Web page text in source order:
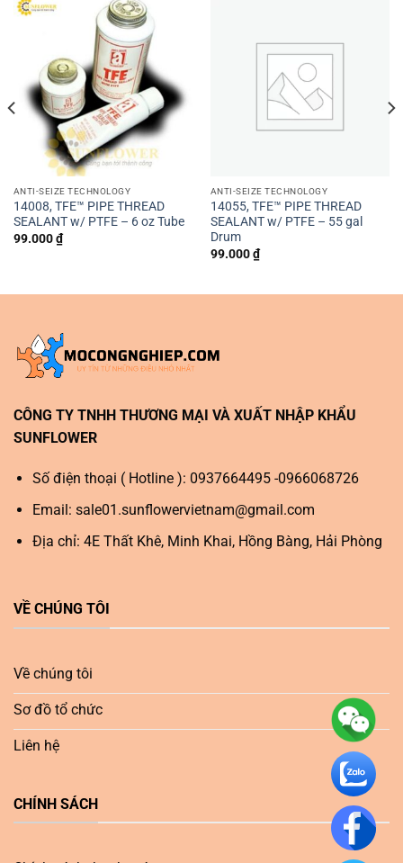
ANTI-SEIZE TECHNOLOGY
14008, TFE™ PIPE THREAD
SEALANT w/ PTFE – 6 oz Tube
99.000₫
ANTI-SEIZE TECHNOLOGY
14055, TFE™ PIPE THREAD
SEALANT w/ PTFE – 55 gal
Drum
99.000₫
CÔNG TY TNHH THƯƠNG MẠI VÀ XUẤT NHẬP KHẨU
SUNFLOWER
Số điện thoại ( Hotline ): 0937664495 -0966068726
Email: sale01.sunflowervietnam@gmail.com
Địa chỉ: 4E Thất Khê, Minh Khai, Hồng Bàng, Hải Phòng
VỀ CHÚNG TÔI
Về chúng tôi
Sơ đồ tổ chức
Liên hệ
CHÍNH SÁCH